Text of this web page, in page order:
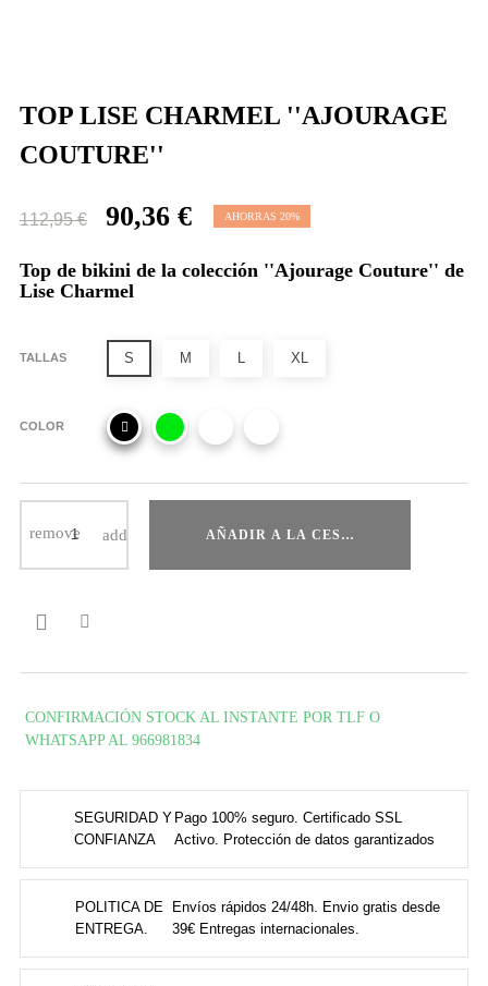
TOP LISE CHARMEL ''AJOURAGE
COUTURE''
112,95 € 90,36 € AHORRAS 20%
Top de bikini de la colección ''Ajourage Couture'' de
Lise Charmel
TALLAS S M L XL
COLOR
AÑADIR A LA CESTA

CONFIRMACIÓN STOCK AL INSTANTE POR TLF O
WHATSAPP AL 966981834
SEGURIDAD Y
CONFIANZA
Pago 100% seguro. Certificado SSL
Activo. Protección de datos garantizados
POLITICA DE
ENTREGA.
Envíos rápidos 24/48h. Envio gratis desde
39€ Entregas internacionales.